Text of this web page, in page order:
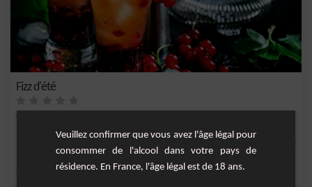
Fizz d'été
Cocktail rhum cassis et groseille
jus d'orange,crème de cassis,rhum ,rhum blanc,groseille
Veuillez confirmer que vous avez l'âge légal pour
consommer de l'alcool dans votre pays de
résidence. En France, l'âge légal est de 18 ans.